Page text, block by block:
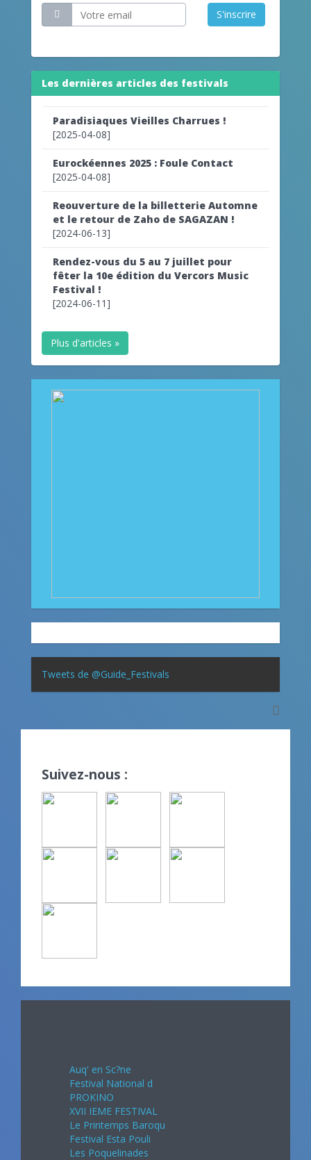
S'inscrire
Les dernières articles des festivals
Paradisiaques Vieilles Charrues !
[2025-04-08]
Eurockéennes 2025 : Foule Contact
[2025-04-08]
Reouverture de la billetterie Automne
et le retour de Zaho de SAGAZAN !
[2024-06-13]
Rendez-vous du 5 au 7 juillet pour
fêter la 10e édition du Vercors Music
Festival !
[2024-06-11]
Plus d'articles »
Tweets de @Guide_Festivals
Suivez-nous :
Auq' en Sc?ne
Festival National d
PROKINO
XVII IEME FESTIVAL
Le Printemps Baroqu
Festival Esta Pouli
Les Poquelinades